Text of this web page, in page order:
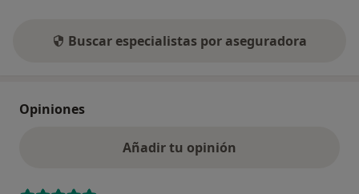
Buscar especialistas por aseguradora
Opiniones
Añadir tu opinión